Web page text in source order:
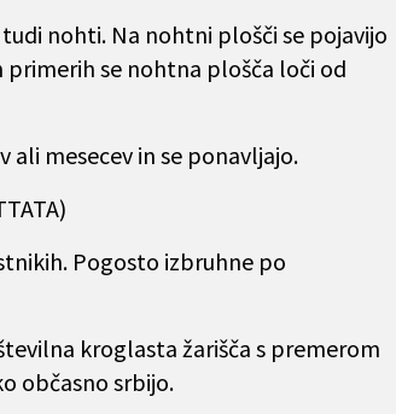
nohti. Na nohtni plošči se pojavijo
primerih se nohtna plošča loči od
ali mesecev in se ponavljajo.
Pogosto izbruhne po
kroglasta žarišča s premerom
občasno srbijo.